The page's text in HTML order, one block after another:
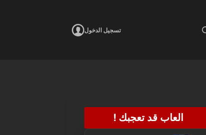
تسجيل الدخول
العاب قد تعجبك !